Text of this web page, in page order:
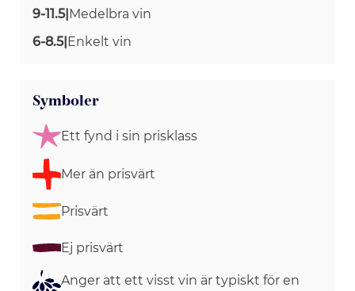
9-11.5|Medelbra vin
6-8.5|Enkelt vin
Symboler
Ett fynd i sin prisklass
Mer än prisvärt
Prisvärt
Ej prisvärt
Anger att ett visst vin är typiskt för en